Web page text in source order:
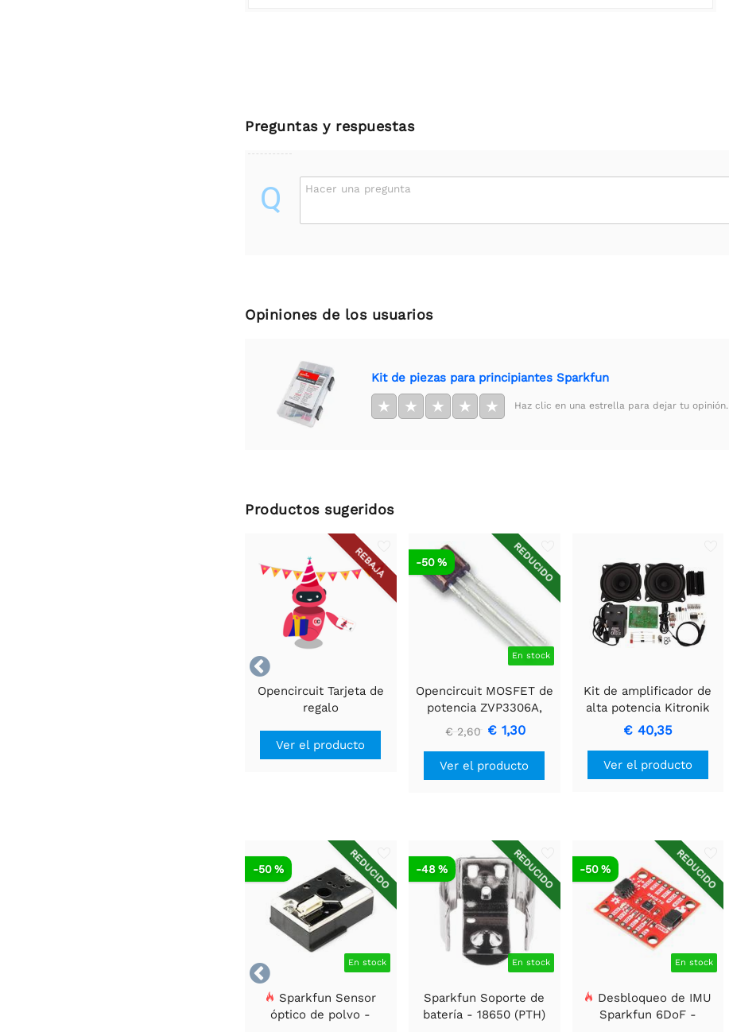
Preguntas y respuestas
Q Hacer una pregunta
Opiniones de los usuarios
Kit de piezas para principiantes Sparkfun
★ ★ ★ ★ ★ Haz clic en una estrella para dejar tu opinión.
Productos sugeridos

REBAJA
Opencircuit Tarjeta de
regalo
Ver el producto
REDUCIDO
En stock
-50 %
Opencircuit MOSFET de
potencia ZVP3306A,
canal P, 60 V, 160 mA, 14
ohmios, línea E, orificio
pasante
€ 2,60 € 1,30
Ver el producto
Kit de amplificador de
alta potencia Kitronik
€ 40,35
Ver el producto

REDUCIDO
En stock
-50 %
Sparkfun Sensor
óptico de polvo -
REDUCIDO
En stock
-48 %
Sparkfun Soporte de
batería - 18650 (PTH)
REDUCIDO
En stock
-50 %
Desbloqueo de IMU
Sparkfun 6DoF -